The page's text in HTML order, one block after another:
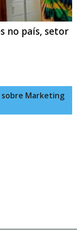
no país, setor
sobre Marketing